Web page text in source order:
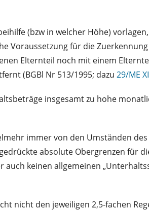
(bzw in welcher Höhe)
Voraussetzung für die
Elternteil noch mit einem
(BGBl Nr 513/1995; dazu 29/ME
insgesamt zu hohe
immer von den Umständen des
absolute Obergrenzen für
keinen allgemeinen
nicht den jeweiligen 2,5‑fachen